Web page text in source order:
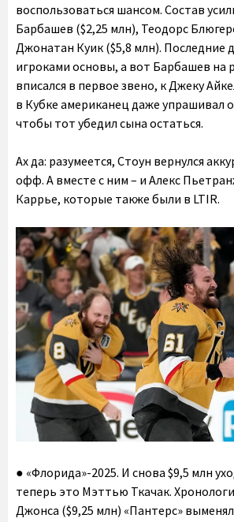
воспользоваться шансом. Состав
Барбашев ($2,25 млн), Теодорс
Джонатан Куик ($5,8 млн). Последние
игроками основы, а вот Барбашев на
вписался в первое звено, к Джеку
в Кубке американец даже упрашивал
чтобы тот убедил сына остаться.
Ах да: разумеется, Стоун вернулся
офф. А вместе с ним – и Алекс
Каррье, которые также были в LTIR.
● «Флорида»-2025. И снова $9,5 млн
теперь это Мэттью Ткачак.
Джонса ($9,25 млн) «Пантерс»